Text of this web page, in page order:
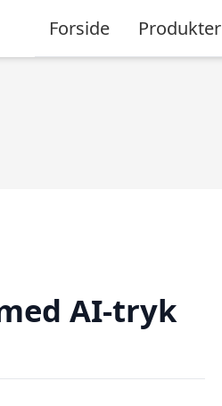
Forside Produkter
AI-tryk